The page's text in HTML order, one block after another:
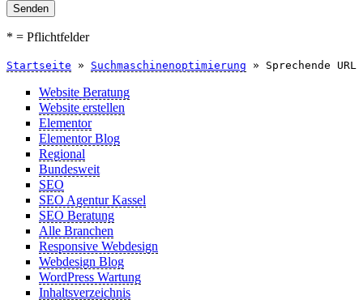
Senden
* = Pflichtfelder
Startseite » Suchmaschinenoptimierung » Sprechende URL
Website Beratung
Website erstellen
Elementor
Elementor Blog
Regional
Bundesweit
SEO
SEO Agentur Kassel
SEO Beratung
Alle Branchen
Responsive Webdesign
Webdesign Blog
WordPress Wartung
Inhaltsverzeichnis